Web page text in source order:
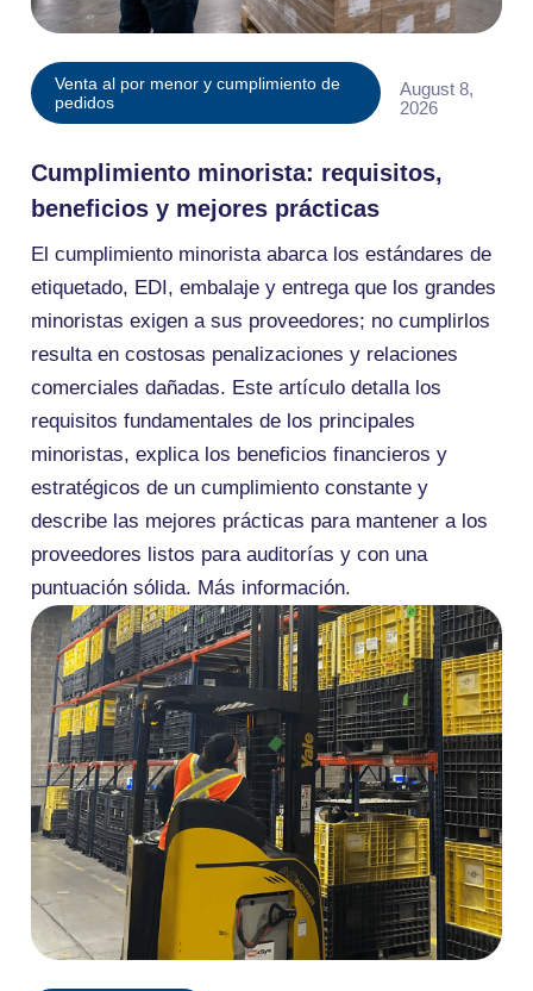
Venta al por menor y cumplimiento de
pedidos
August 8,
2026
Cumplimiento minorista: requisitos,
beneficios y mejores prácticas
El cumplimiento minorista abarca los estándares de
etiquetado, EDI, embalaje y entrega que los grandes
minoristas exigen a sus proveedores; no cumplirlos
resulta en costosas penalizaciones y relaciones
comerciales dañadas. Este artículo detalla los
requisitos fundamentales de los principales
minoristas, explica los beneficios financieros y
estratégicos de un cumplimiento constante y
describe las mejores prácticas para mantener a los
proveedores listos para auditorías y con una
puntuación sólida. Más información.